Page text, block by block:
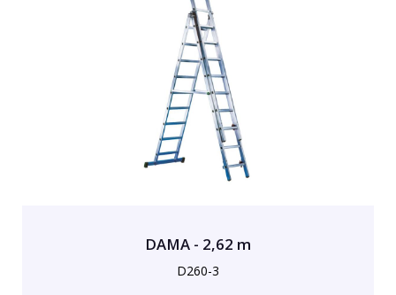
DAMA - 2,62 m
D260-3